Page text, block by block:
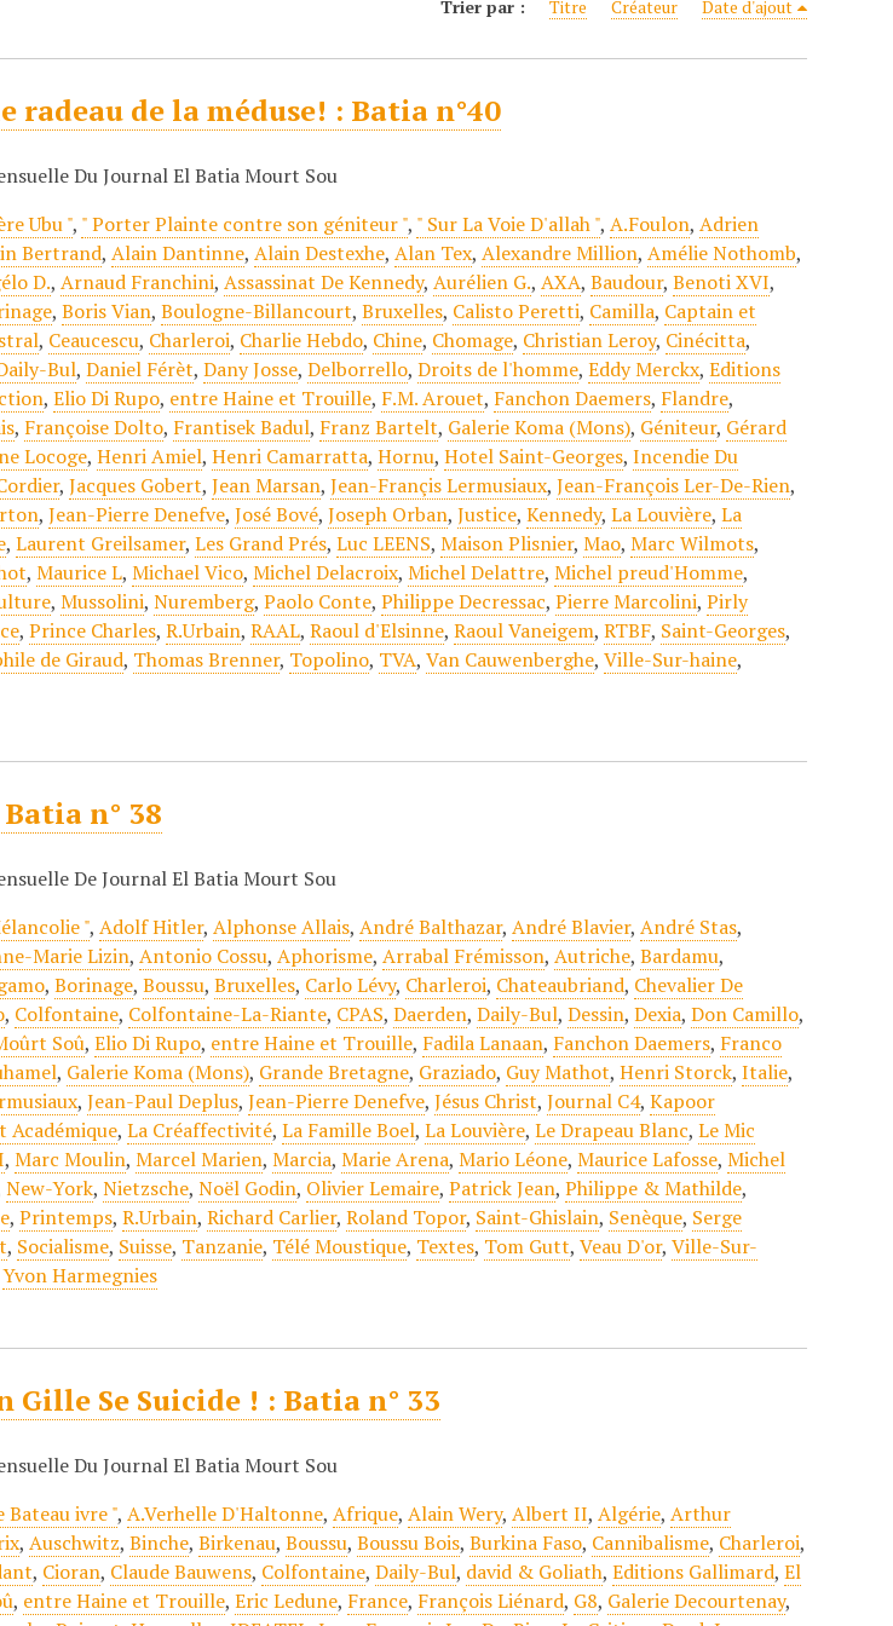
Trier par : Titre Créateur Date d'ajout
radeau de la méduse! : Batia n°40
Du Journal El Batia Mourt Sou
Ubu ", " Porter Plainte contre son géniteur ", " Sur La Voie D'allah ",A.Foulon,Adrien
Bertrand,Alain Dantinne,Alain Destexhe,Alan Tex,Alexandre Million,Amélie Nothomb,
D.,Arnaud Franchini,Assassinat De Kennedy,Aurélien G.,AXA,Baudour,Benoti XVI,
,Boris Vian,Boulogne-Billancourt,Bruxelles, Calisto Peretti, Camilla, Captain et
, Ceaucescu, Charleroi, Charlie Hebdo, Chine, Chomage, Christian Leroy, Cinécitta,
Bul,Daniel Férèt,Dany Josse,Delborrello,Droits de l'homme,Eddy Merckx,Editions
,Elio Di Rupo, entre Haine et Trouille, F.M. Arouet, Fanchon Daemers, Flandre,
, Françoise Dolto, Frantisek Badul, Franz Bartelt, Galerie Koma (Mons), Géniteur, Gérard
Locoge,Henri Amiel,Henri Camarratta,Hornu,Hotel Saint-Georges,Incendie Du
,Jacques Gobert,Jean Marsan,Jean-Françis Lermusiaux,Jean-François Ler-De-Rien,
,Jean-Pierre Denefve,José Bové,Joseph Orban,Justice,Kennedy,La Louvière,La
,Laurent Greilsamer,Les Grand Prés,Luc LEENS,Maison Plisnier,Mao,Marc Wilmots,
,Maurice L,Michael Vico,Michel Delacroix,Michel Delattre,Michel preud'Homme,
,Mussolini,Nuremberg,Paolo Conte,Philippe Decressac,Pierre Marcolini,Pirly
,Prince Charles,R.Urbain,RAAL,Raoul d'Elsinne,Raoul Vaneigem,RTBF, Saint-Georges,
de Giraud, Thomas Brenner, Topolino, TVA,Van Cauwenberghe,Ville-Sur-haine,
n° 38
De Journal El Batia Mourt Sou
",Adolf Hitler,Alphonse Allais,André Balthazar,André Blavier,André Stas,
Marie Lizin,Antonio Cossu,Aphorisme,Arrabal Frémisson,Autriche,Bardamu,
,Borinage,Boussu,Bruxelles, Carlo Lévy, Charleroi, Chateaubriand, Chevalier De
, Colfontaine, Colfontaine-La-Riante, CPAS,Daerden,Daily-Bul,Dessin,Dexia,Don Camillo,
Soû,Elio Di Rupo, entre Haine et Trouille, Fadila Lanaan, Fanchon Daemers, Franco
, Galerie Koma (Mons), Grande Bretagne, Graziado, Guy Mathot,Henri Storck,Italie,
,Jean-Paul Deplus,Jean-Pierre Denefve,Jésus Christ,Journal C4,Kapoor
Académique,La Créaffectivité,La Famille Boel,La Louvière,Le Drapeau Blanc,Le Mic
,Marc Moulin,Marcel Marien,Marcia,Marie Arena,Mario Léone,Maurice Lafosse,Michel
New-York,Nietzsche,Noël Godin, Olivier Lemaire,Patrick Jean,Philippe & Mathilde,
,Printemps,R.Urbain,Richard Carlier,Roland Topor, Saint-Ghislain, Senèque, Serge
, Socialisme, Suisse, Tanzanie, Télé Moustique, Textes, Tom Gutt,Veau D'or,Ville-Sur-
Yvon Harmegnies
Gille Se Suicide ! : Batia n° 33
Du Journal El Batia Mourt Sou
Bateau ivre ",A.Verhelle D'Haltonne,Afrique,Alain Wery,Albert II,Algérie,Arthur
,Auschwitz,Binche,Birkenau,Boussu,Boussu Bois,Burkina Faso, Cannibalisme, Charleroi,
, Cioran, Claude Bauwens, Colfontaine,Daily-Bul, david & Goliath,Editions Gallimard,El
, entre Haine et Trouille,Eric Ledune, France, François Liénard, G8, Galerie Decourtenay,